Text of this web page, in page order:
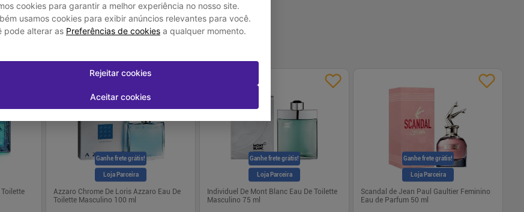
cookies para garantir a melhor experiência no nosso site.
usamos cookies para exibir anúncios relevantes para você.
pode alterar as Preferências de cookies a qualquer momento.
Rejeitar cookies
Aceitar cookies
Toilette
Ganhe frete grátis!
Loja Parceira
Azzaro Chrome De Loris Azzaro Eau De
Toilette Masculino 100 ml
Ganhe frete grátis!
Loja Parceira
Individuel De Mont Blanc Eau De Toilette
Masculino 75 ml
Ganhe frete grátis!
Loja Parceira
Scandal de Jean Paul Gaultier Feminino
Eau de Parfum 50 ml